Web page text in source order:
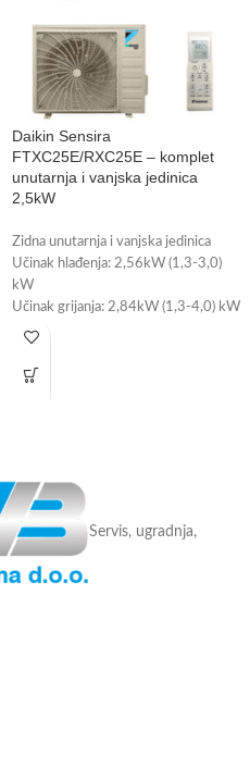
Daikin Sensira
FTXC25E/RXC25E – komplet
unutarnja i vanjska jedinica
2,5kW
Zidna unutarnja i vanjska jedinica
Učinak hlađenja: 2,56kW (1,3-3,0)
kW
Učinak grijanja: 2,84kW (1,3-4,0) kW
Prikladno za prostor do 25m2
Wi-Fi upravljanje - može se ugraditi
Servis, ugradnja,